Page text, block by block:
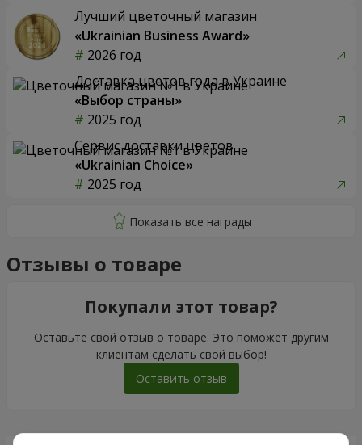
Лучший цветочный магазин
«Ukrainian Business Award»
2026 год
Доставка цветов года в Украине
«Выбор страны»
2025 год
Сервис доставки цветов
«Ukrainian Choice»
2025 год
Отзывы о товаре
Покупали этот товар?
Оставьте свой отзыв о товаре. Это поможет другим
клиентам сделать свой выбор!
Оставить отзыв